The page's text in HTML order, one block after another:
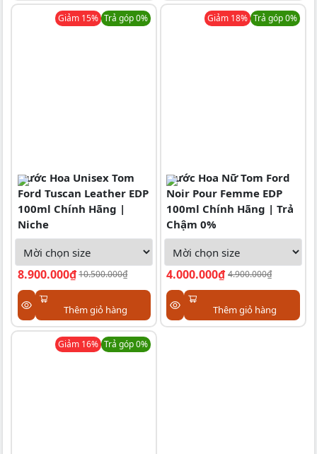
Giảm 15% Trả góp 0%
Nước Hoa Unisex Tom
Ford Tuscan Leather EDP
100ml Chính Hãng |
Niche
8.900.000₫ 10.500.000₫
Thêm giỏ hàng
Giảm 18% Trả góp 0%
Nước Hoa Nữ Tom Ford
Noir Pour Femme EDP
100ml Chính Hãng | Trả
Chậm 0%
4.000.000₫ 4.900.000₫
Thêm giỏ hàng
Giảm 16% Trả góp 0%